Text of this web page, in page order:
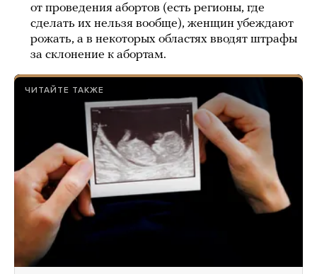
от проведения абортов (есть регионы, где
сделать их нельзя вообще), женщин убеждают
рожать, а в некоторых областях вводят штрафы
за склонение к абортам.
ЧИТАЙТЕ ТАКЖЕ